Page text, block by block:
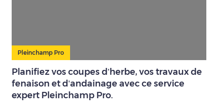
Pleinchamp Pro
Planifiez vos coupes d’herbe, vos travaux de
fenaison et d’andainage avec ce service
expert Pleinchamp Pro.